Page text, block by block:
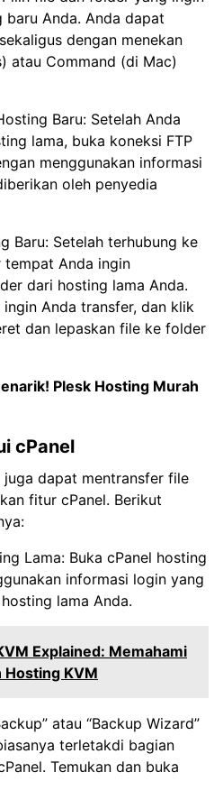
Anda. Anda dapat
dengan menekan
atau Command (di Mac)
Baru: Setelah Anda
lama, buka koneksi FTP
menggunakan informasi
oleh penyedia
Baru: Setelah terhubung ke
Anda ingin
dari hosting lama Anda.
Anda transfer, dan klik
dan lepaskan file ke folder
Plesk Hosting Murah
cPanel
juga dapat mentransfer file
fitur cPanel. Berikut
Lama: Buka cPanel hosting
informasi login yang
lama Anda.
Explained: Memahami
Hosting KVM
atau “Backup Wizard”
terletakdi bagian
Temukan dan buka